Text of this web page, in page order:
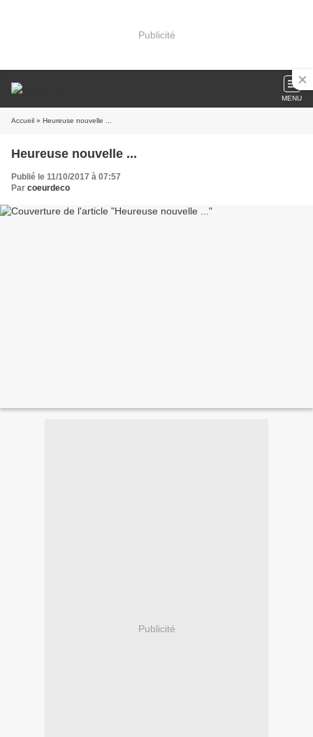
Publicité
MENU
Accueil » Heureuse nouvelle ...
Heureuse nouvelle ...
Publié le 11/10/2017 à 07:57
Par coeurdeco
Publicité